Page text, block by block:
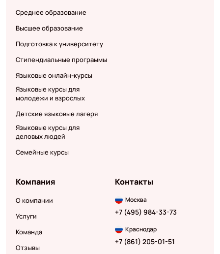
Среднее образование
Высшее образование
Подготовка к университету
Стипендиальные программы
Языковые онлайн-курсы
Языковые курсы для
молодежи и взрослых
Детские языковые лагеря
Языковые курсы для
деловых людей
Семейные курсы
Компания
О компании
Услуги
Команда
Отзывы
Контакты
Москва
+7 (495) 984-33-73
Краснодар
+7 (861) 205-01-51